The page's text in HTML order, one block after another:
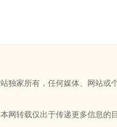
独家所有，任何媒体、网站或
网转载仅出于传递更多信息的